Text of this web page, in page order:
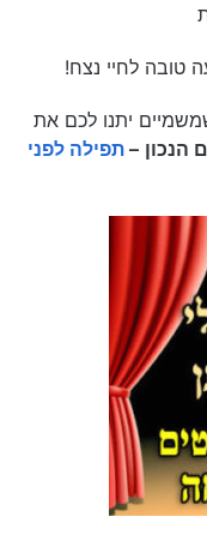
טובה לחיי נצח!
יתנו לכם את
הנכון –תפילה לפני